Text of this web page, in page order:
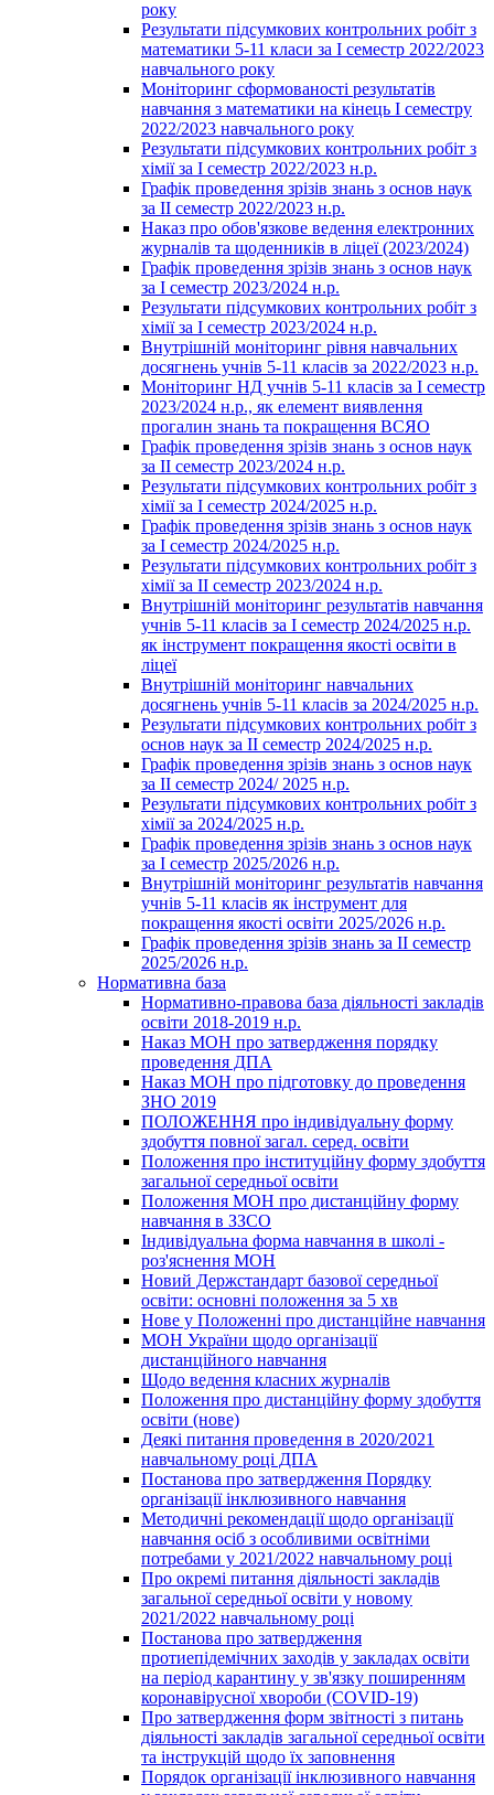
року
Результати підсумкових контрольних робіт з
математики 5-11 класи за І семестр 2022/2023
навчального року
Моніторинг сформованості результатів
навчання з математики на кінець І семестру
2022/2023 навчального року
Результати підсумкових контрольних робіт з
хімії за І семестр 2022/2023 н.р.
Графік проведення зрізів знань з основ наук
за ІІ семестр 2022/2023 н.р.
Наказ про обов'язкове ведення електронних
журналів та щоденників в ліцеї (2023/2024)
Графік проведення зрізів знань з основ наук
за І семестр 2023/2024 н.р.
Результати підсумкових контрольних робіт з
хімії за І семестр 2023/2024 н.р.
Внутрішній моніторинг рівня навчальних
досягнень учнів 5-11 класів за 2022/2023 н.р.
Моніторинг НД учнів 5-11 класів за І семестр
2023/2024 н.р., як елемент виявлення
прогалин знань та покращення ВСЯО
Графік проведення зрізів знань з основ наук
за ІІ семестр 2023/2024 н.р.
Результати підсумкових контрольних робіт з
хімії за І семестр 2024/2025 н.р.
Графік проведення зрізів знань з основ наук
за І семестр 2024/2025 н.р.
Результати підсумкових контрольних робіт з
хімії за ІІ семестр 2023/2024 н.р.
Внутрішній моніторинг результатів навчання
учнів 5-11 класів за І семестр 2024/2025 н.р.
як інструмент покращення якості освіти в
ліцеї
Внутрішній моніторинг навчальних
досягнень учнів 5-11 класів за 2024/2025 н.р.
Результати підсумкових контрольних робіт з
основ наук за ІІ семестр 2024/2025 н.р.
Графік проведення зрізів знань з основ наук
за ІІ семестр 2024/ 2025 н.р.
Результати підсумкових контрольних робіт з
хімії за 2024/2025 н.р.
Графік проведення зрізів знань з основ наук
за І семестр 2025/2026 н.р.
Внутрішній моніторинг результатів навчання
учнів 5-11 класів як інструмент для
покращення якості освіти 2025/2026 н.р.
Графік проведення зрізів знань за ІІ семестр
2025/2026 н.р.
Нормативна база
Нормативно-правова база діяльності закладів
освіти 2018-2019 н.р.
Наказ МОН про затвердження порядку
проведення ДПА
Наказ МОН про підготовку до проведення
ЗНО 2019
ПОЛОЖЕННЯ про індивідуальну форму
здобуття повної загал. серед. освіти
Положення про інституційну форму здобуття
загальної середньої освіти
Положення МОН про дистанційну форму
навчання в ЗЗСО
Індивідуальна форма навчання в школі -
роз'яснення МОН
Новий Держстандарт базової середньої
освіти: основні положення за 5 хв
Нове у Положенні про дистанційне навчання
МОН України щодо організації
дистанційного навчання
Щодо ведення класних журналів
Положення про дистанційну форму здобуття
освіти (нове)
Деякі питання проведення в 2020/2021
навчальному році ДПА
Постанова про затвердження Порядку
організації інклюзивного навчання
Методичні рекомендації щодо організації
навчання осіб з особливими освітніми
потребами у 2021/2022 навчальному році
Про окремі питання діяльності закладів
загальної середньої освіти у новому
2021/2022 навчальному році
Постанова про затвердження
протиепідемічних заходів у закладах освіти
на період карантину у зв'язку поширенням
коронавірусної хвороби (COVID-19)
Про затвердження форм звітності з питань
діяльності закладів загальної середньої освіти
та інструкцій щодо їх заповнення
Порядок організації інклюзивного навчання